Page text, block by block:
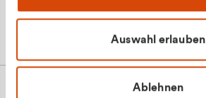
Auswahl erlauben
Ablehnen